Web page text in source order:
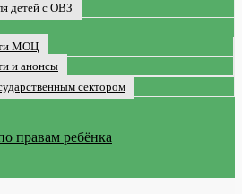
детей с ОВЗ
МОЦ
и анонсы
сектором
правам ребёнка